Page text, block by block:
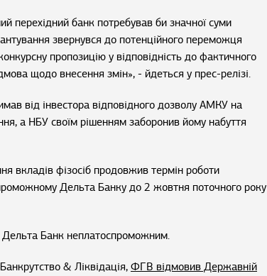
перехідний банк потребував би значної суми
звернувся до потенційного переможця
пропозицію у відповідність до фактичного
щодо внесення змін», - йдеться у прес-релізі.
від інвестора відповідного дозволу АМКУ на
а НБУ своїм рішенням заборонив йому набуття
вкладів фізосіб продовжив термін роботи
Дельта Банку до 2 жовтня поточного року
Банк неплатоспроможним.
& Ліквідація,ФГВ відмовив Державній